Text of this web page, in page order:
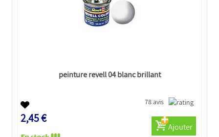
peinture revell 04 blanc brillant
78 avis
2,45 €
Ajouter